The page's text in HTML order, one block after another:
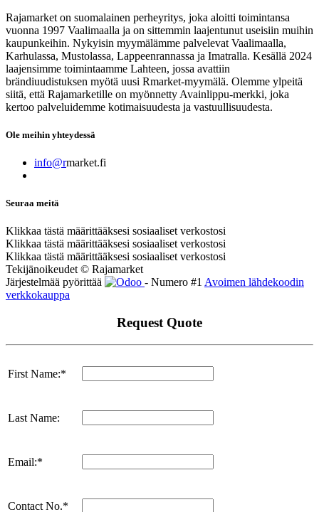
Rajamarket on suomalainen perheyritys, joka aloitti toimintansa
vuonna 1997 Vaalimaalla ja on sittemmin laajentunut useisiin muihin
kaupunkeihin. Nykyisin myymälämme palvelevat Vaalimaalla,
Karhulassa, Mustolassa, Lappeenrannassa ja Imatralla. Kesällä 2024
laajensimme toimintaamme Lahteen, jossa avattiin
brändiuudistuksen myötä uusi Rmarket-myymälä. Olemme ylpeitä
siitä, että Rajamarketille on myönnetty Avainlippu-merkki, joka
kertoo palveluidemme kotimaisuudesta ja vastuullisuudesta.
Ole meihin yhteydessä
info@rmarket.fi
Seuraa meitä
Klikkaa tästä määrittääksesi sosiaaliset verkostosi
Klikkaa tästä määrittääksesi sosiaaliset verkostosi
Klikkaa tästä määrittääksesi sosiaaliset verkostosi
Tekijänoikeudet © Rajamarket
Järjestelmää pyörittää
- Numero #1 Avoimen lähdekoodin
verkkokauppa
Request Quote
First Name:*
Last Name:
Email:*
Contact No.*